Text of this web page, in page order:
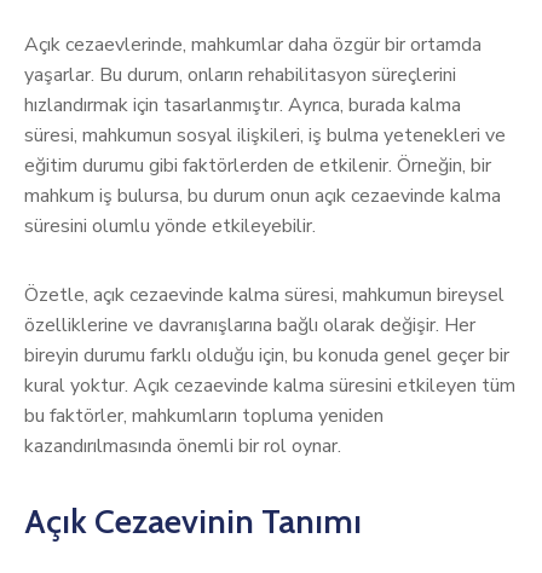
Açık cezaevlerinde, mahkumlar daha özgür bir ortamda
yaşarlar. Bu durum, onların rehabilitasyon süreçlerini
hızlandırmak için tasarlanmıştır. Ayrıca, burada kalma
süresi, mahkumun sosyal ilişkileri, iş bulma yetenekleri ve
eğitim durumu gibi faktörlerden de etkilenir. Örneğin, bir
mahkum iş bulursa, bu durum onun açık cezaevinde kalma
süresini olumlu yönde etkileyebilir.
Özetle, açık cezaevinde kalma süresi, mahkumun bireysel
özelliklerine ve davranışlarına bağlı olarak değişir. Her
bireyin durumu farklı olduğu için, bu konuda genel geçer bir
kural yoktur. Açık cezaevinde kalma süresini etkileyen tüm
bu faktörler, mahkumların topluma yeniden
kazandırılmasında önemli bir rol oynar.
Açık Cezaevinin Tanımı